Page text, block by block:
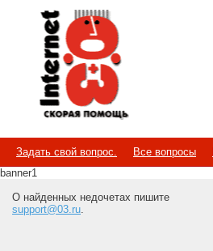
Internet
Скорая помощь
Задать свой вопрос. Все вопросы
banner1
О найденных недочетах пишите
support@03.ru.